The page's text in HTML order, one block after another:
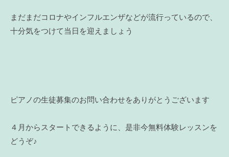
まだまだコロナやインフルエンザなどが流行っているので、
十分気をつけて当日を迎えましょう
ピアノの生徒募集のお問い合わせをありがとうございます
４月からスタートできるように、是非今無料体験レッスンを
どうぞ♪